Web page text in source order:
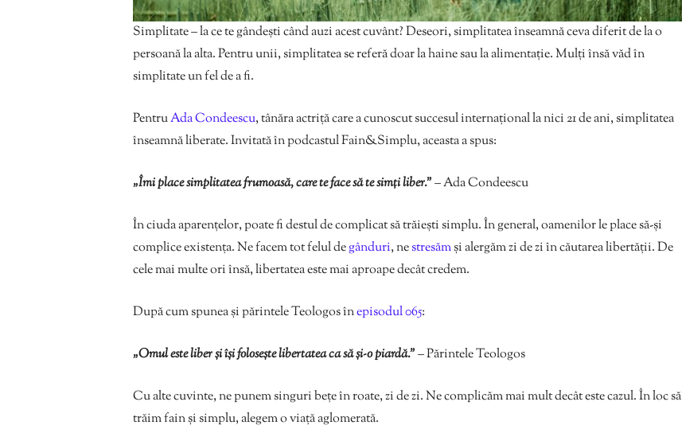
Simplitate – la ce te gândești când auzi acest cuvânt? Deseori, simplitatea înseamnă ceva diferit de la o
persoană la alta. Pentru unii, simplitatea se referă doar la haine sau la alimentație. Mulți însă văd în
simplitate un fel de a fi.
PentruAda Condeescu, tânăra actriță care a cunoscut succesul internațional la nici 21 de ani, simplitatea
înseamnă liberate. Invitată în podcastul Fain&Simplu, aceasta a spus:
„Îmi place simplitatea frumoasă, care te face să te simți liber.”–Ada Condeescu
În ciuda aparențelor, poate fi destul de complicat să trăiești simplu. În general, oamenilor le place să-și
complice existența. Ne facem tot felul degânduri, nestresămși alergăm zi de zi în căutarea libertății. De
cele mai multe ori însă, libertatea este mai aproape decât credem.
După cum spunea și părintele Teologos înepisodul 065:
„Omul este liber și își folosește libertatea ca să și-o piardă.”– Părintele Teologos
Cu alte cuvinte, ne punem singuri bețe în roate, zi de zi. Ne complicăm mai mult decât este cazul. În loc să
trăim fain și simplu, alegem o viață aglomerată.